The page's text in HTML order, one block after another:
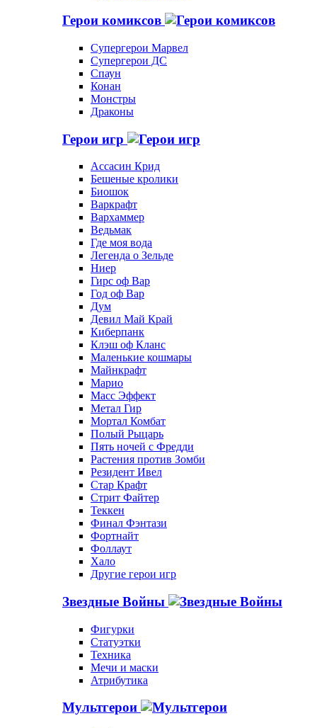
Герои комиксов
Супергерои Марвел
Супергерои ДС
Спаун
Конан
Монстры
Драконы
Герои игр
Ассасин Крид
Бешеные кролики
Биошок
Варкрафт
Вархаммер
Ведьмак
Где моя вода
Легенда о Зельде
Ниер
Гирс оф Вар
Год оф Вар
Дум
Девил Май Край
Киберпанк
Клэш оф Кланс
Маленькие кошмары
Майнкрафт
Марио
Масс Эффект
Метал Гир
Мортал Комбат
Полый Рыцарь
Пять ночей с Фредди
Растения против Зомби
Резидент Ивел
Стар Крафт
Стрит Файтер
Теккен
Финал Фэнтази
Фортнайт
Фоллаут
Хало
Другие герои игр
Звездные Войны
Фигурки
Статуэтки
Техника
Мечи и маски
Атрибутика
Мультгерои